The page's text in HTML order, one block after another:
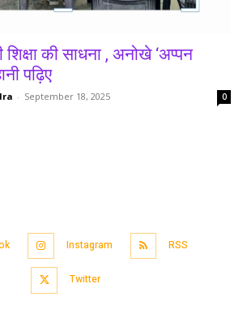
शिक्षा की साधना , अनोखे ‘अप्पन
पढ़िए
- September 18, 2025 0
Instagram RSS
Twitter